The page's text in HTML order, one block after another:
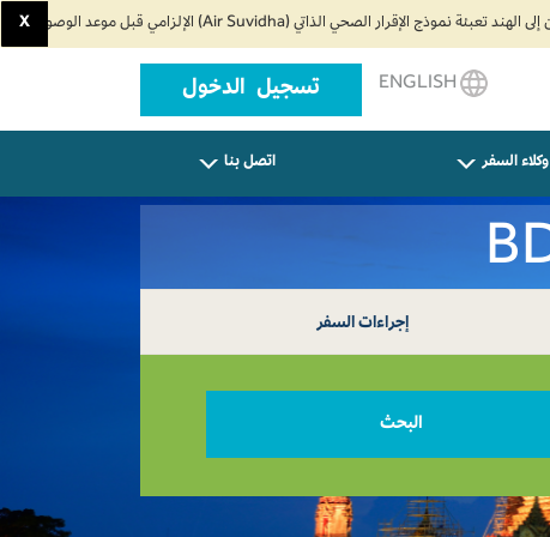
X
تسجيل الدخول
وكلاء السفر اتصل بنا
إجراءات السفر
البحث